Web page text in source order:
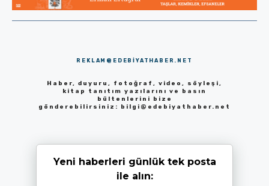
REKLAM@EDEBIYATHABER.NET
Haber, duyuru, fotoğraf, video, söyleşi,
kitap tanıtım yazılarını ve basın
bültenlerini bize
gönderebilirsiniz: bilgi@edebiyathaber.net
Yeni haberleri günlük tek posta
ile alın: